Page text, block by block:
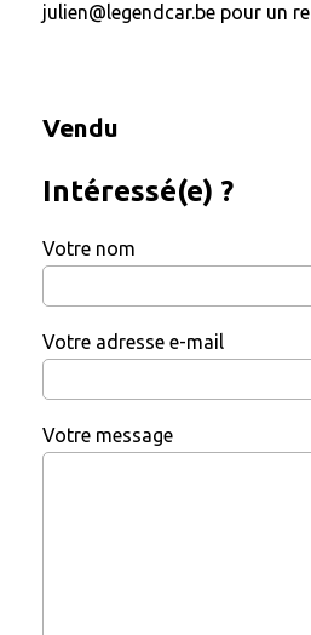
julien@legendcar.be pour un
Vendu
Intéressé(e) ?
Votre nom
Votre adresse e-mail
Votre message